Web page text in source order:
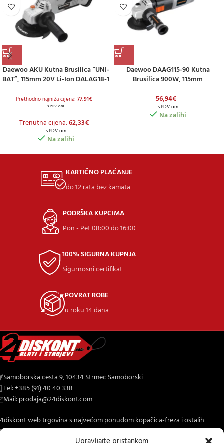
Daewoo AKU Kutna Brusilica “UNI-
BAT”, 115mm 20V Li-Ion DALAG18-1
Prethodno najniža cijena: 77,91€
s PDV-om
Trenutna cijena:62,33€
s PDV-om
Na zalihi
Daewoo DAAG115-90 Kutna
Brusilica 900W, 115mm
56,94€
s PDV-om
Na zalihi
KARTIČNO PLAĆANJE
do 12 rata bez kamata
PODRŠKA KUPCIMA
Pon - Pet 08:00 do 16:00
100% SIGURNA KUPNJA
Sigurnosni certifikat
POVRAT ROBE
u roku 14 dana
Samoborska cesta 9, 10434 Strmec Samoborski
Tel: +385 (91) 40 40 338
Mail: prodaja@24diskont.com
web trgovina s najvećom ponudom kopačica-freza i ostalih
za dom i vrt.